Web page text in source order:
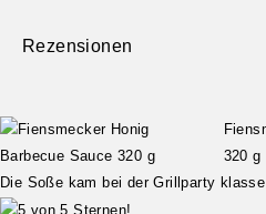
Rezensionen
320 g
Die Soße kam bei der Grillparty